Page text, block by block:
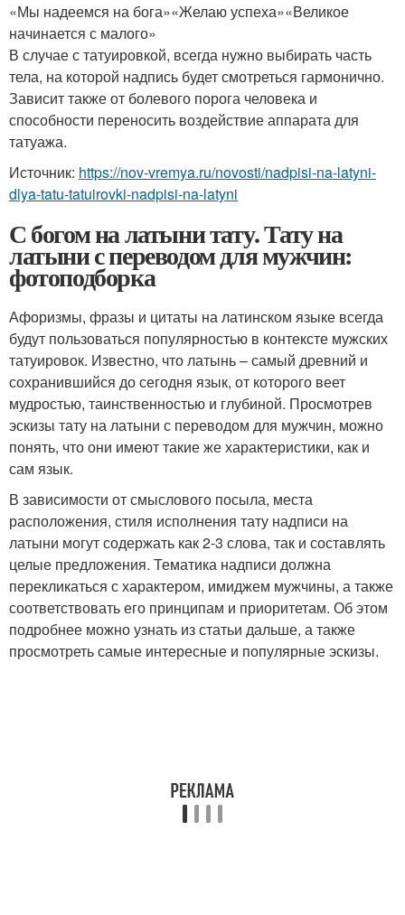
«Мы надеемся на бога»«Желаю успеха»«Великое
начинается с малого»
В случае с татуировкой, всегда нужно выбирать часть
тела, на которой надпись будет смотреться гармонично.
Зависит также от болевого порога человека и
способности переносить воздействие аппарата для
татуажа.
Источник: https://nov-vremya.ru/novosti/nadpisi-na-latyni-
dlya-tatu-tatuirovki-nadpisi-na-latyni
С богом на латыни тату. Тату на
латыни с переводом для мужчин:
фотоподборка
Афоризмы, фразы и цитаты на латинском языке всегда
будут пользоваться популярностью в контексте мужских
татуировок. Известно, что латынь – самый древний и
сохранившийся до сегодня язык, от которого веет
мудростью, таинственностью и глубиной. Просмотрев
эскизы тату на латыни с переводом для мужчин, можно
понять, что они имеют такие же характеристики, как и
сам язык.
В зависимости от смыслового посыла, места
расположения, стиля исполнения тату надписи на
латыни могут содержать как 2-3 слова, так и составлять
целые предложения. Тематика надписи должна
перекликаться с характером, имиджем мужчины, а также
соответствовать его принципам и приоритетам. Об этом
подробнее можно узнать из статьи дальше, а также
просмотреть самые интересные и популярные эскизы.